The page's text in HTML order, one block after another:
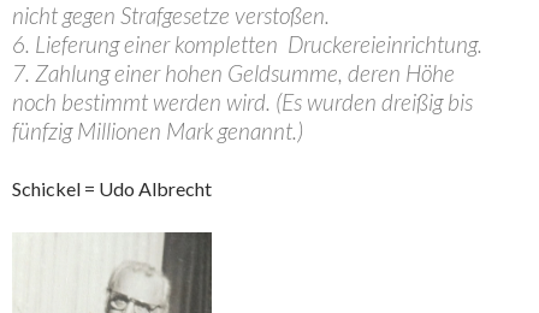
nicht gegen Strafgesetze verstoßen.
6. Lieferung einer kompletten Druckereieinrichtung.
7. Zahlung einer hohen Geldsumme, deren Höhe
noch bestimmt werden wird. (Es wurden dreißig bis
fünfzig Millionen Mark genannt.)
Schickel = Udo Albrecht